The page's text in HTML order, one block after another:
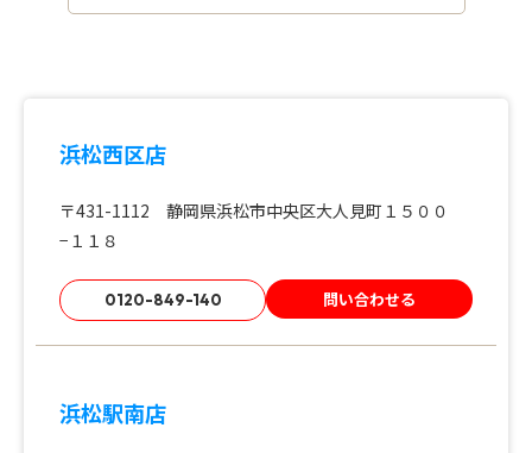
浜松西区店
〒431-1112 静岡県浜松市中央区大人見町１５００
−１１８
0120-849-140 問い合わせる
浜松駅南店